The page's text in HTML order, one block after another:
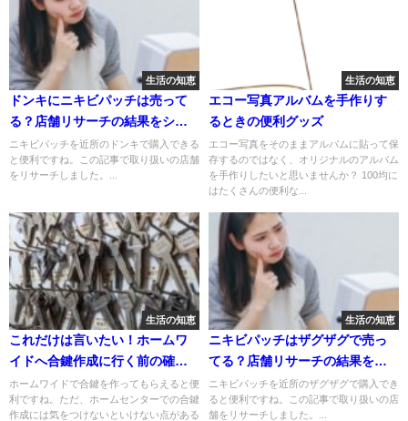
生活の知恵
ドンキにニキビパッチは売って
る？店舗リサーチの結果をシェ
ア
ニキビパッチを近所のドンキで購入できる
と便利ですね。この記事で取り扱いの店舗
をリサーチしました。...
生活の知恵
エコー写真アルバムを手作りす
るときの便利グッズ
エコー写真をそのままアルバムに貼って保
存するのではなく、オリジナルのアルバム
を手作りしたいと思いませんか？ 100均に
はたくさんの便利な...
生活の知恵
これだけは言いたい！ホームワ
イドへ合鍵作成に行く前の確認
事項
ホームワイドで合鍵を作ってもらえると便
利ですね。ただ、ホームセンターでの合鍵
作成には気をつけないといけない点がある
生活の知恵
ニキビパッチはザグザグで売っ
てる？店舗リサーチの結果をシ
ェア
ニキビパッチを近所のザグザグで購入でき
ると便利ですね。この記事で取り扱いの店
舗をリサーチしました。...